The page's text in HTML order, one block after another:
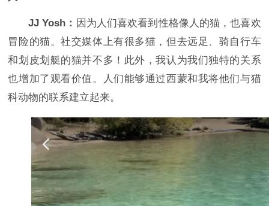
JJ Yosh： 因为人们喜欢看到性格像人的猫，也喜欢
冒险的猫。社交媒体上有很多猫，但去远足、骑自行车
和划皮划艇的猫并不多！此外，我认为我们独特的关系
也增加了观看价值。人们能够通过西蒙和我将他们与猫
科动物的联系建立起来。